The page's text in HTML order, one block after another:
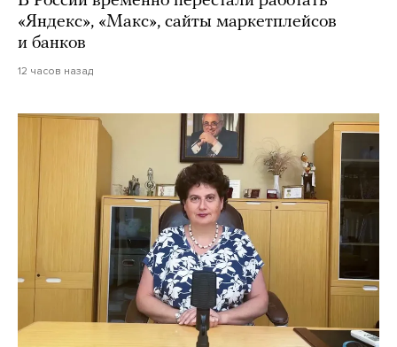
«Яндекс», «Макс», сайты маркетплейсов
и банков
12 часов назад